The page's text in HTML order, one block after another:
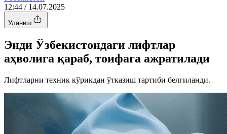
12:44 / 14.07.2025
Уланиш
Энди Ўзбекистондаги лифтлар
аҳволига қараб, тоифага ажратилади
Лифтларни техник кўрикдан ўтказиш тартиби белгиланди.